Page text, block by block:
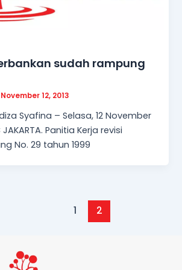
sudah rampung
November 12, 2013
Syafina – Selasa, 12 November
JAKARTA. Panitia Kerja revisi
No. 29 tahun 1999
1 2